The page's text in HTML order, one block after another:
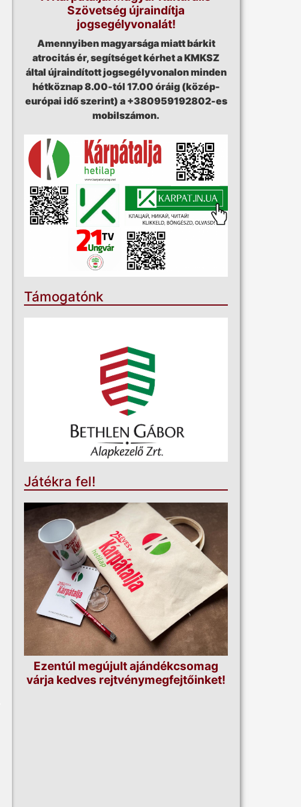
Szövetség újraindítja
jogsegélyvonalát!
Amennyiben magyarsága miatt bárkit
atrocitás ér, segítséget kérhet a KMKSZ
által újraindított jogsegélyvonalon minden
hétköznap 8.00-tól 17.00 óráig (közép-
európai idő szerint) a +380959192802-es
mobilszámon.
Támogatónk
Játékra fel!
Ezentúl megújult ajándékcsomag
várja kedves rejtvénymegfejtőinket!